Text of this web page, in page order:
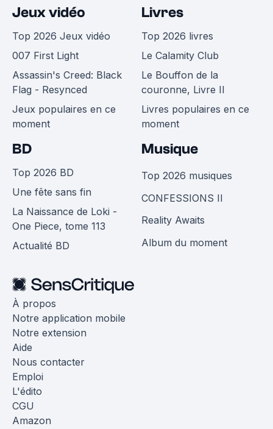
Jeux vidéo
Top 2026 Jeux vidéo
007 First Light
Assassin's Creed: Black
Flag - Resynced
Jeux populaires en ce
moment
Livres
Top 2026 livres
Le Calamity Club
Le Bouffon de la
couronne, Livre II
Livres populaires en ce
moment
BD
Top 2026 BD
Une fête sans fin
La Naissance de Loki -
One Piece, tome 113
Actualité BD
Musique
Top 2026 musiques
CONFESSIONS II
Reality Awaits
Album du moment
À propos
Notre application mobile
Notre extension
Aide
Nous contacter
Emploi
L'édito
CGU
Amazon